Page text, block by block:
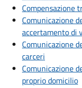
Compensazione
Comunicazione
accertamento di
Comunicazione
carceri
Comunicazione
proprio domicilio